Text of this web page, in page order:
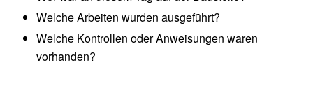
Welche Arbeiten wurden ausgeführt?
Welche Kontrollen oder Anweisungen waren
vorhanden?